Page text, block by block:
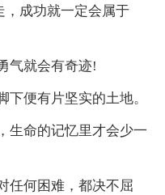
，成功就一定会属于
就会有奇迹!
便有片坚实的土地。
命的记忆里才会少一
何困难，都决不屈